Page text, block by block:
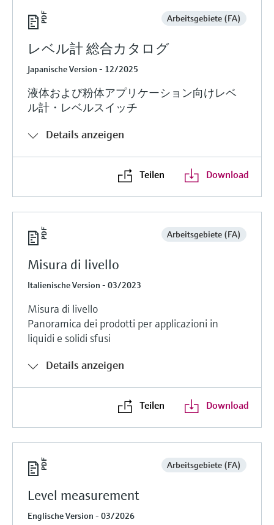
Arbeitsgebiete (FA)
レベル計 総合カタログ
Japanische Version - 12/2025
液体および粉体アプリケーション向けレベ
ル計・レベルスイッチ
Details anzeigen
Teilen Download
Arbeitsgebiete (FA)
Misura di livello
Italienische Version - 03/2023
Misura di livello
Panoramica dei prodotti per applicazioni in
liquidi e solidi sfusi
Details anzeigen
Teilen Download
Arbeitsgebiete (FA)
Level measurement
Englische Version - 03/2026